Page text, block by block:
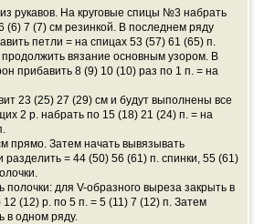
рукавов. На круговые спицы №3 набрать
(6) 7 (7) см резинкой. В последнем ряду
петли = на спицах 53 (57) 61 (65) п.
вязание основным узором. В
прибавить 8 (9) 10 (10) раз по 1 п. = на
23 (25) 27 (29) см и будут выполнены все
2 р. набрать по 15 (18) 21 (24) п. = на
прямо. Затем начать вывязывать
разделить = 44 (50) 56 (61) п. спинки, 55 (61)
полочки: для V-образного выреза закрыть в
(12) р. по 5 п. = 5 (11) 7 (12) п. Затем
в одном ряду.